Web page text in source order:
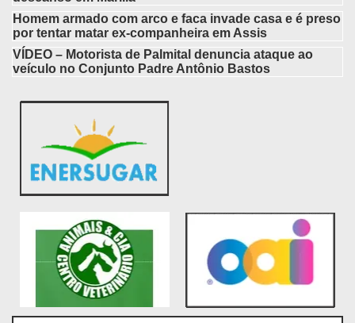
Homem armado com arco e faca invade casa e é preso
por tentar matar ex-companheira em Assis
VÍDEO – Motorista de Palmital denuncia ataque ao
veículo no Conjunto Padre Antônio Bastos